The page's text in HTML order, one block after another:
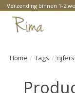
Verzending binnen 1-2
Home / Tags /